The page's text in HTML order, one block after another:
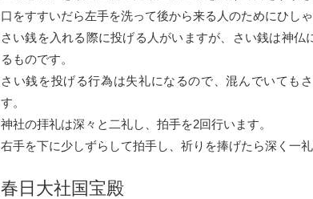
口をすすいだら左手を洗って後から来る人のためにひし
さい銭を入れる際に投げる人がいますが、さい銭は神仏
るものです。
さい銭を投げる行為は失礼になるので、混んでいても
す。
神社の拝礼は深々と二礼し、拍手を2回行います。
右手を下に少しずらして拍手し、祈りを捧げたら深く一礼
春日大社国宝殿